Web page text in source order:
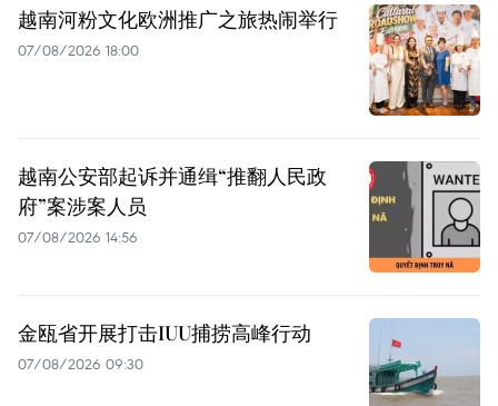
越南河粉文化欧洲推广之旅热闹举行
07/08/2026 18:00
越南公安部起诉并通缉“推翻人民政
府”案涉案人员
07/08/2026 14:56
金瓯省开展打击IUU捕捞高峰行动
07/08/2026 09:30